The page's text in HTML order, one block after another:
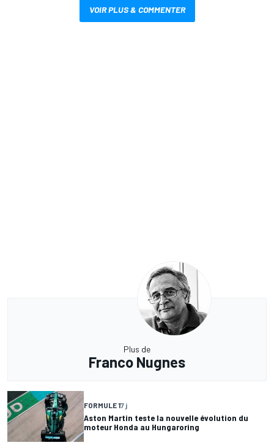
VOIR PLUS & COMMENTER
Plus de
Franco Nugnes
FORMULE 17 j
Aston Martin teste la nouvelle évolution du
moteur Honda au Hungaroring